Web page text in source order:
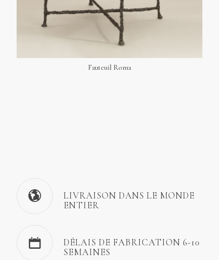
Fauteuil Roma
LIVRAISON DANS LE MONDE
ENTIER
DÉLAIS DE FABRICATION 6-10
SEMAINES